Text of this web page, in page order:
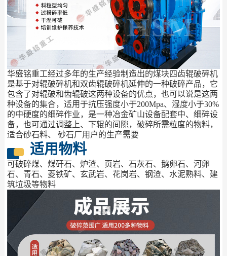
华盛铭重工经过多年的生产经验制造出的煤块四齿辊破碎机
是基于对辊破碎机和双齿辊破碎机延伸的一种破碎产品，它
包含了对辊破和齿辊破这两种设备的优点，也可以说是这两
种设备的集合，适用于抗压强度小于200Mpa、湿度小于30%
的中硬度的细碎作业，是一种冶金矿山设备配套中、细碎设
备，也可通过调整上、下辊的间隙，破碎所需粒度的物料，
适合砂石料、 砂石厂用户的生产需要
适用物料
可破碎煤、煤矸石、炉渣、页岩、石灰石、鹅卵石、河卵
石、青石、菱铁矿、玄武岩、花岗岩、钢渣、水泥熟料、建
筑垃圾等物料